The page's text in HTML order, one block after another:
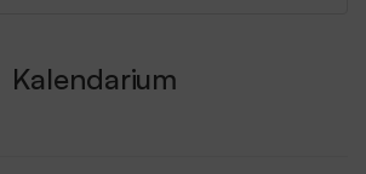
Kalendarium